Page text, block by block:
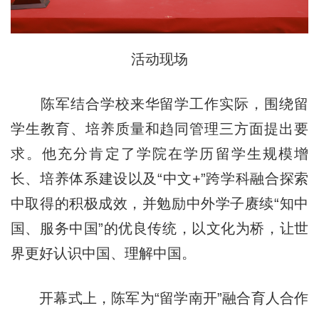
活动现场
陈军结合学校来华留学工作实际，围绕留
学生教育、培养质量和趋同管理三方面提出要
求。他充分肯定了学院在学历留学生规模增
长、培养体系建设以及“中文+”跨学科融合探索
中取得的积极成效，并勉励中外学子赓续“知中
国、服务中国”的优良传统，以文化为桥，让世
界更好认识中国、理解中国。
开幕式上，陈军为“留学南开”融合育人合作